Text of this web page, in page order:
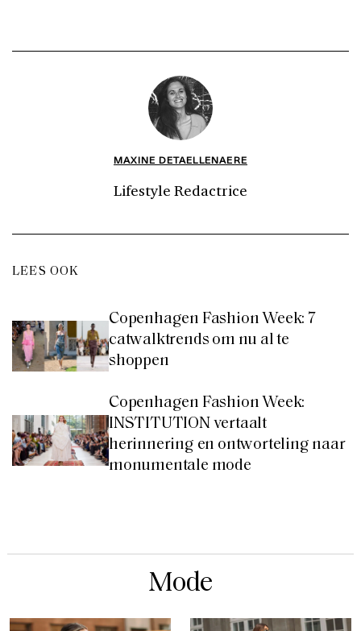
MAXINE DETAELLENAERE
Lifestyle Redactrice
LEES OOK
Copenhagen Fashion Week: 7
catwalktrends om nu al te
shoppen
Copenhagen Fashion Week:
INSTITUTION vertaalt
herinnering en ontworteling naar
monumentale mode
Mode